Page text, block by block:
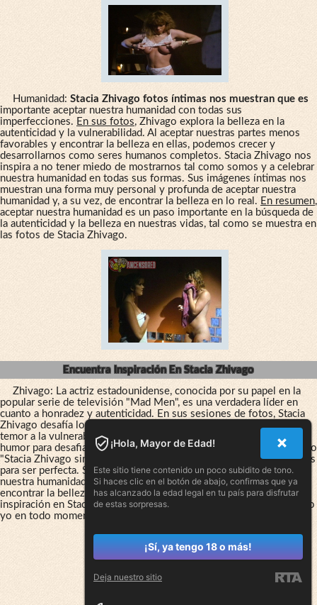
Humanidad: Stacia Zhivago fotos íntimas nos muestran que es
importante aceptar nuestra humanidad con todas sus
imperfecciones. En sus fotos, Zhivago explora la belleza en la
autenticidad y la vulnerabilidad. Al aceptar nuestras partes menos
favorables y encontrar la belleza en ellas, podemos crecer y
desarrollarnos como seres humanos completos. Stacia Zhivago nos
inspira a no tener miedo de mostrarnos tal como somos y a celebrar
nuestra humanidad en todas sus formas. Sus imágenes íntimas nos
muestran una forma muy personal y profunda de aceptar nuestra
humanidad y, a su vez, de encontrar la belleza en lo real. En resumen,
aceptar nuestra humanidad es un paso importante en la búsqueda de
la autenticidad y la belleza en nuestras vidas, tal como se muestra en
las fotos de Stacia Zhivago.
Encuentra Inspiración En Stacia Zhivago
Zhivago: La actriz estadounidense, conocida por su papel en la
popular serie de televisión "Mad Men", es una verdadera líder en
cuanto a honradez y autenticidad. En sus sesiones de fotos, Stacia
Zhivago desafía los estereotipos y muestra la belleza de lo real, sin
temor a la vulnerabilidad. A menudo se la ve usando su figura y su
humor para desafiar las convenciones culturales, como en su famoso
"Stacia Zhivago sin bragas", en las que desafía las presiones externas
para ser perfecta. Su trabajo nos recuerda la importancia de abrazar
nuestra humanidad, de ser honestos con nosotros mismos y de
encontrar la belleza en nuestras imperfecciones. Encuentra
inspiración en Stacia Zhivago para ser auténtico y fiel a tu verdadero
yo en todo momento.
¡Hola, Mayor de Edad!
Este sitio tiene contenido un poco subidito de tono.
Si haces clic en el botón de abajo, confirmas que ya
has alcanzado la edad legal en tu país para disfrutar
de estas sorpresas.
¡Sí, ya tengo 18 o más!
Deja nuestro sitio